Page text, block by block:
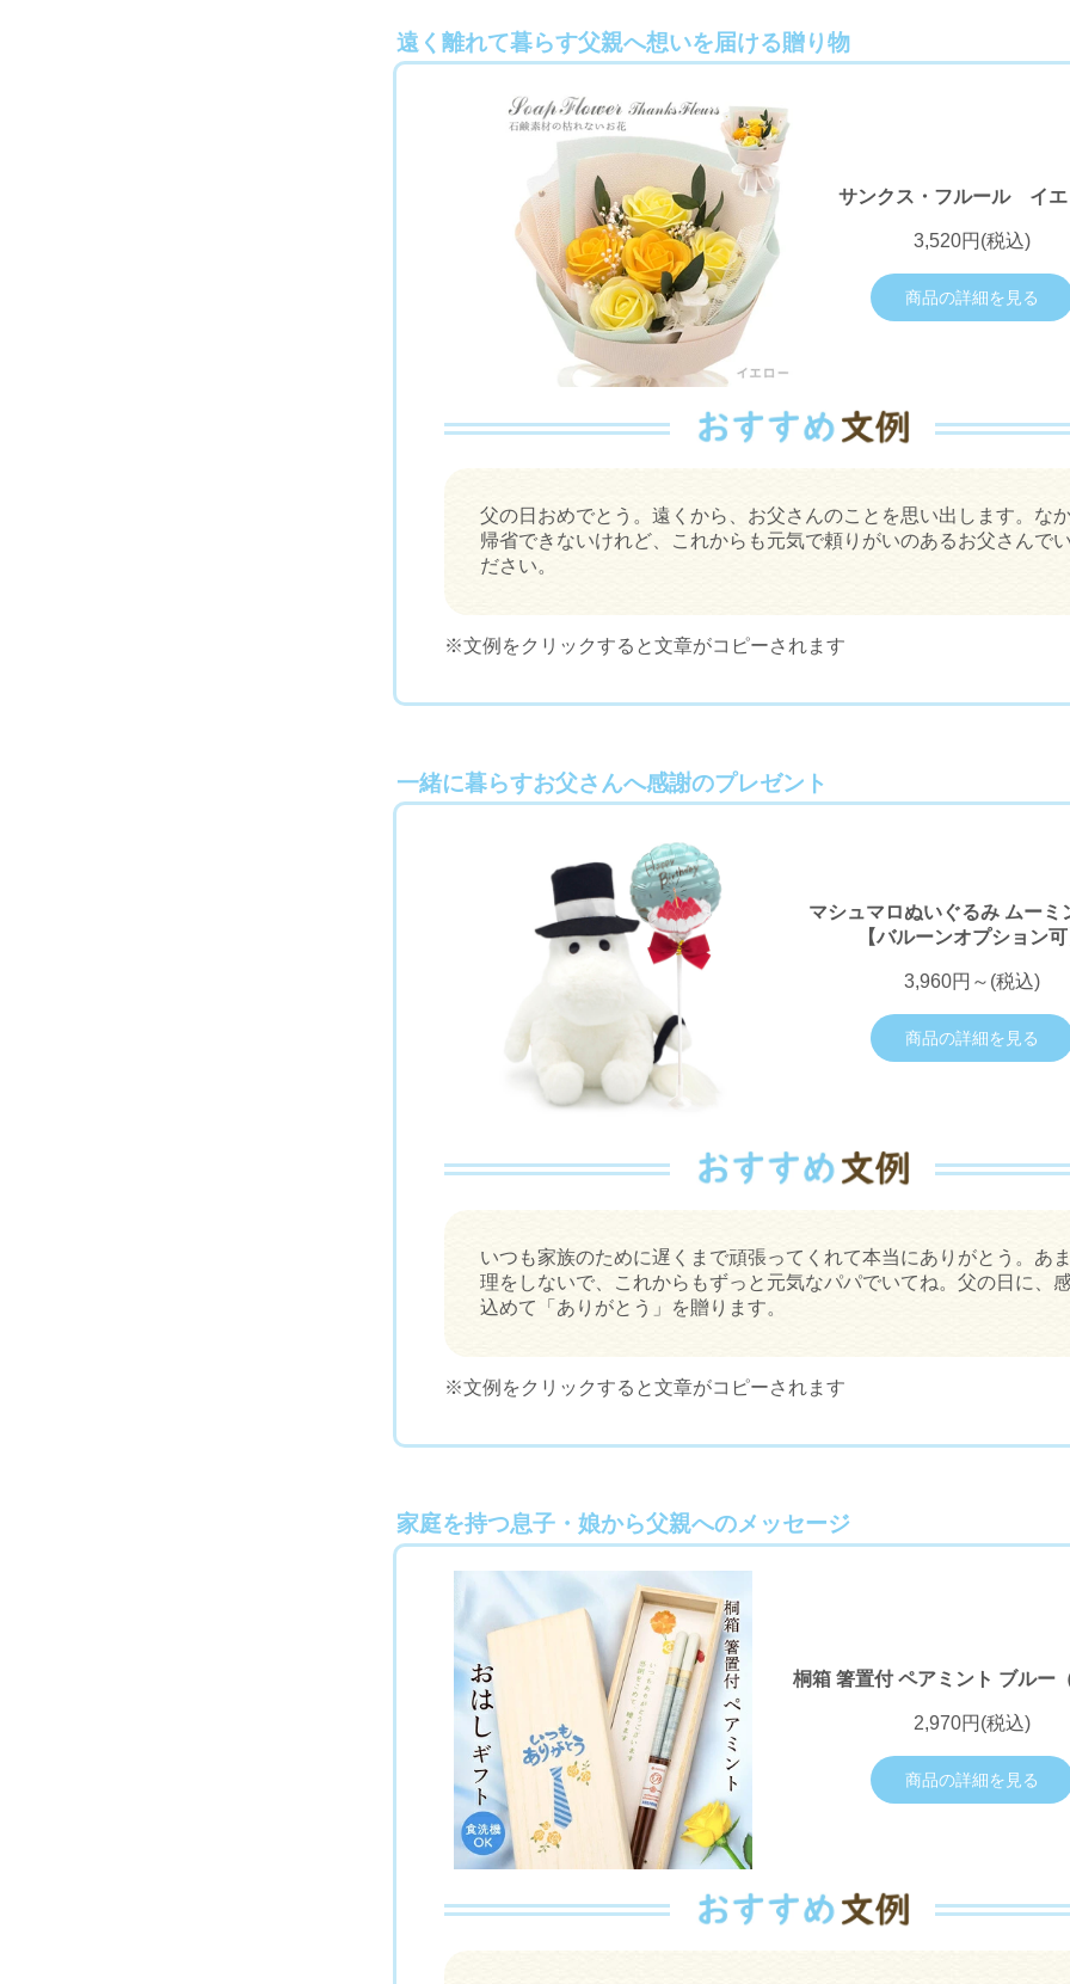
遠く離れて暮らす父親へ想いを届ける贈り物
サンクス・フルール イエ
3,520円(税込)
商品の詳細を見る
父の日おめでとう。遠くから、お父さんのことを思い出します。な
帰省できないけれど、これからも元気で頼りがいのあるお父さんで
ださい。
※文例をクリックすると文章がコピーされます
一緒に暮らすお父さんへ感謝のプレゼント
マシュマロぬいぐるみ ムーミ
【バルーンオプション
3,960円～(税込)
商品の詳細を見る
いつも家族のために遅くまで頑張ってくれて本当にありがとう。あ
理をしないで、これからもずっと元気なパパでいてね。父の日に、
込めて「ありがとう」を贈ります。
※文例をクリックすると文章がコピーされます
家庭を持つ息子・娘から父親へのメッセージ
桐箱 箸置付 ペアミント ブルー
2,970円(税込)
商品の詳細を見る